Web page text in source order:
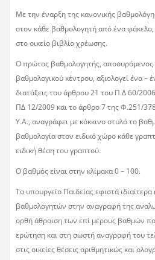
Με την έναρξη της κανονικής
στον κάθε βαθμολογητή από ένα
στο οικείο βιβλίο χρέωσης.
Ο πρώτος βαθμολογητής, αποσυρόμενος
βαθμολογικού κέντρου, αξιολογεί ένα
διατάξεις του άρθρου 21 του Π.Δ 60/
ΠΔ 12/2009 και το άρθρο 7 της Φ.251/
Υ.Α., αναγράφει με κόκκινο στυλό το
βαθμολογία στον ειδικό χώρο κάθε
ειδική θέση του γραπτού.
Ο βαθμός είναι στην κλίμακα 0 – 100.
Το υπουργείο Παιδείας εφιστά
βαθμολογητών στην αναγραφή της
ορθή άθροιση των επί μέρους βαθμών
ερώτηση και στη σωστή αναγραφή του
στις οικείες θέσεις αριθμητικώς και